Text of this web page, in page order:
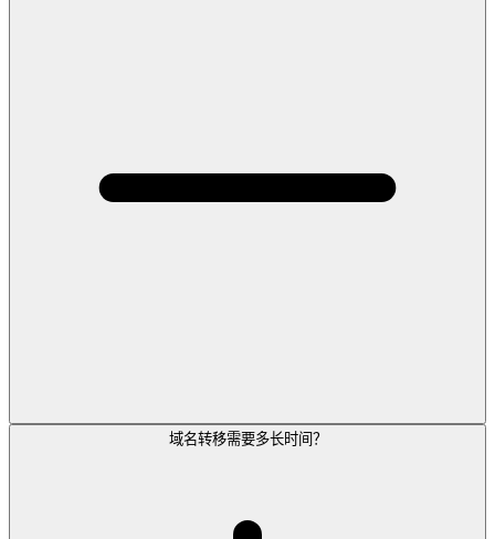
域名转移需要多长时间？